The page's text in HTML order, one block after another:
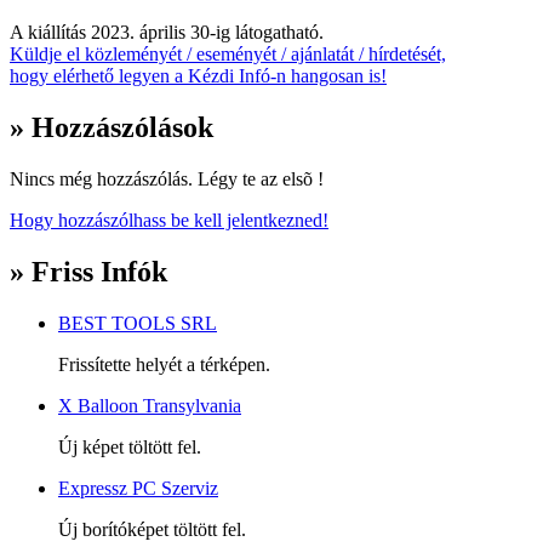
A kiállítás 2023. április 30-ig látogatható.
Küldje el közleményét / eseményét / ajánlatát / hírdetését,
hogy elérhető legyen a Kézdi Infó-n hangosan is!
» Hozzászólások
Nincs még hozzászólás. Légy te az elsõ !
Hogy hozzászólhass be kell jelentkezned!
» Friss Infók
BEST TOOLS SRL
Frissítette helyét a térképen.
X Balloon Transylvania
Új képet töltött fel.
Expressz PC Szerviz
Új borítóképet töltött fel.